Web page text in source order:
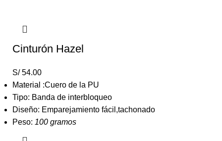
Cinturón Hazel
S/54.00
Material :Cuero de la PU
Tipo: Banda de interbloqueo
Diseño: Emparejamiento fácil,tachonado
Peso: 100 gramos